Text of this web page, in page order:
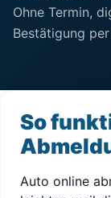
Ohne Termin,
Bestätigung
So
Auto online